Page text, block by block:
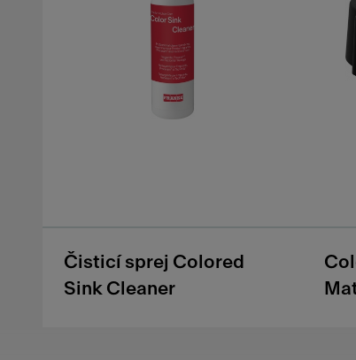
Čisticí sprej Colored
Sink Cleaner